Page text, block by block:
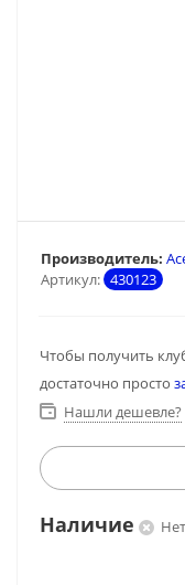
Артикул: 430123
Производитель:
Чтобы получить
достаточно просто
Нашли дешевле?
Наличие